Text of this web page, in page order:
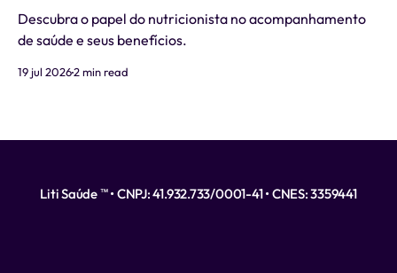
Descubra o papel do nutricionista no acompanhamento
de saúde e seus benefícios.
19 jul 20262 min read
Liti Saúde ™ • CNPJ: 41.932.733/0001-41 • CNES: 3359441